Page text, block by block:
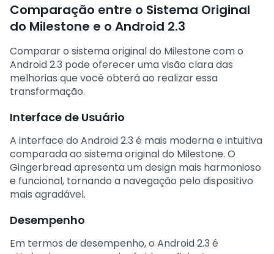
Comparação entre o Sistema Original
do Milestone e o Android 2.3
Comparar o sistema original do Milestone com o
Android 2.3 pode oferecer uma visão clara das
melhorias que você obterá ao realizar essa
transformação.
Interface de Usuário
A interface do Android 2.3 é mais moderna e intuitiva
comparada ao sistema original do Milestone. O
Gingerbread apresenta um design mais harmonioso
e funcional, tornando a navegação pelo dispositivo
mais agradável.
Desempenho
Em termos de desempenho, o Android 2.3 é